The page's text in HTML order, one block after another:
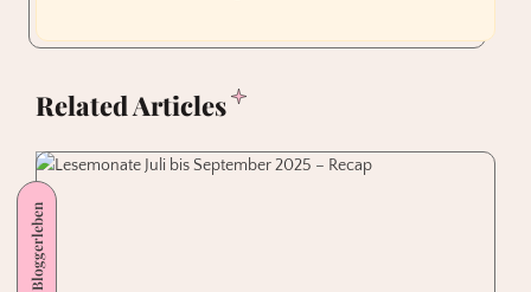
Related Articles
Bloggerleben